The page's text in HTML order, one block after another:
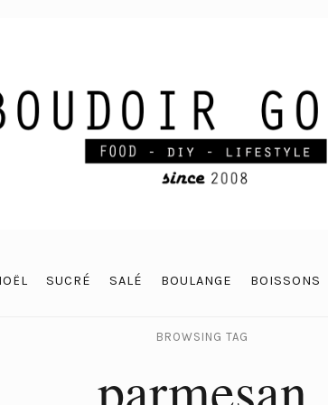
SUCRÉ SALÉ BOULANGE BOISSONS
BROWSING TAG
parmesan